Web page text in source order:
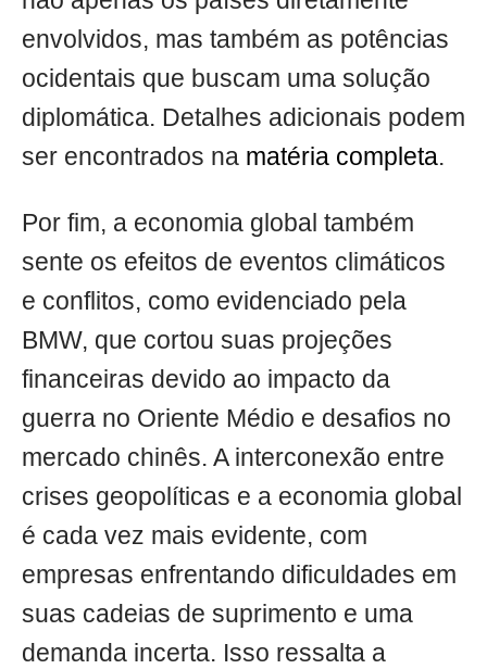
envolvidos, mas também as potências
ocidentais que buscam uma solução
diplomática. Detalhes adicionais podem
ser encontrados na matéria completa.
Por fim, a economia global também
sente os efeitos de eventos climáticos
e conflitos, como evidenciado pela
BMW, que cortou suas projeções
financeiras devido ao impacto da
guerra no Oriente Médio e desafios no
mercado chinês. A interconexão entre
crises geopolíticas e a economia global
é cada vez mais evidente, com
empresas enfrentando dificuldades em
suas cadeias de suprimento e uma
demanda incerta. Isso ressalta a